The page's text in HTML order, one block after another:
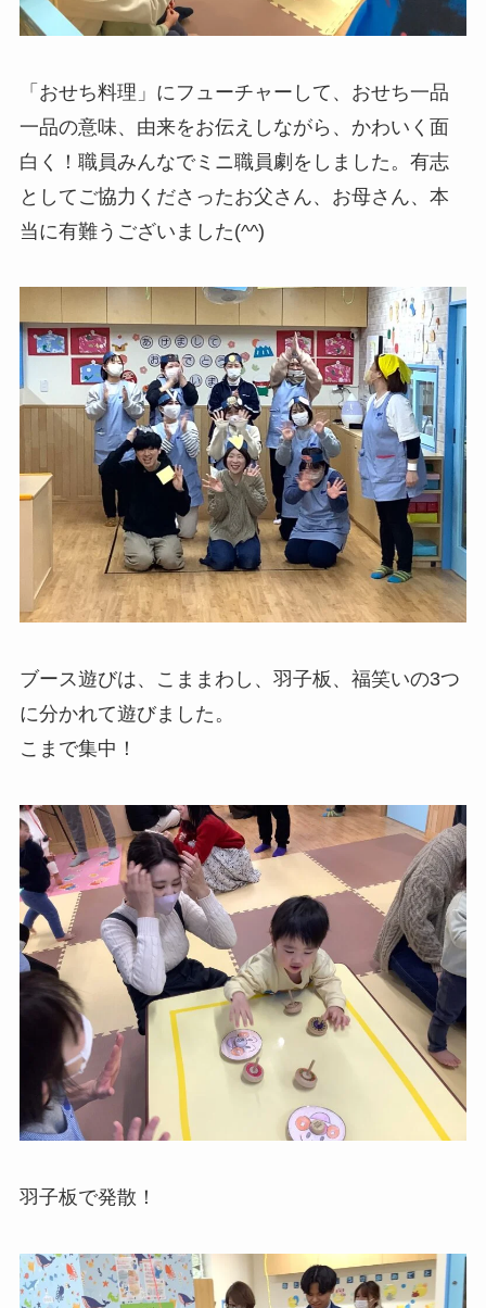
「おせち料理」にフューチャーして、おせち一品
一品の意味、由来をお伝えしながら、かわいく面
白く！職員みんなでミニ職員劇をしました。有志
としてご協力くださったお父さん、お母さん、本
当に有難うございました(^^)
ブース遊びは、こままわし、羽子板、福笑いの3つ
に分かれて遊びました。
こまで集中！
羽子板で発散！